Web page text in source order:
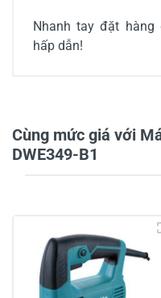
Nhanh tay đặt
hấp dẫn!
6
3
2
1
Cùng mức giá với
DWE349-B1